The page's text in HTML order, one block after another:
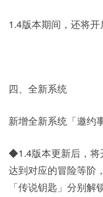
1.4版本期间，还将开
四、全新系统
新增全新系统「邀约
◆1.4版本更新后，将
达到对应的冒险等阶
「传说钥匙」分别